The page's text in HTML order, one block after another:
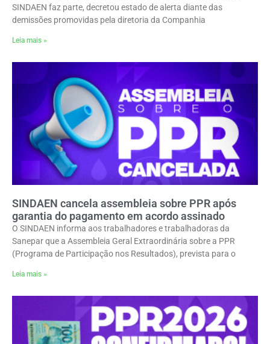
SINDAEN faz parte, decretou estado de alerta diante das
demissões promovidas pela diretoria da Companhia
Leia mais »
SINDAEN cancela assembleia sobre PPR após
garantia do pagamento em acordo assinado
O SINDAEN informa aos trabalhadores e trabalhadoras da
Sanepar que a Assembleia Geral Extraordinária sobre a PPR
(Programa de Participação nos Resultados), prevista para o
Leia mais »